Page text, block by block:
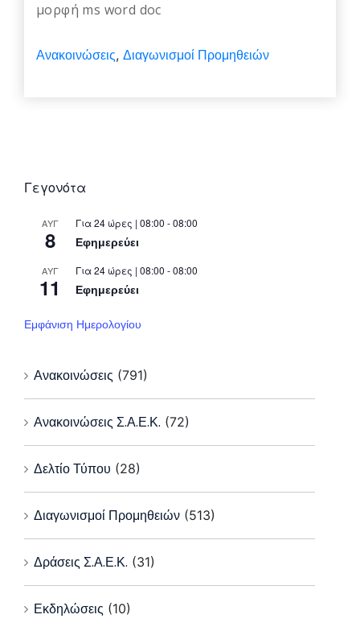
μορφή ms word doc
Ανακοινώσεις, Διαγωνισμοί Προμηθειών
Γεγονότα
ΑΥΓ
8
Για 24 ώρες | 08:00 - 08:00
Εφημερεύει
ΑΥΓ
11
Για 24 ώρες | 08:00 - 08:00
Εφημερεύει
Εμφάνιση Ημερολογίου
Ανακοινώσεις (791)
Ανακοινώσεις Σ.Α.Ε.Κ. (72)
Δελτίο Τύπου (28)
Διαγωνισμοί Προμηθειών (513)
Δράσεις Σ.Α.Ε.Κ. (31)
Εκδηλώσεις (10)